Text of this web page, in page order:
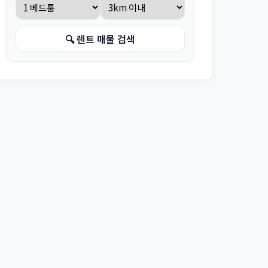
🔍 렌트 매물 검색